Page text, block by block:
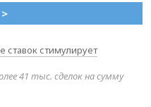
>
стимулирует
41 тыс. сделок на сумму